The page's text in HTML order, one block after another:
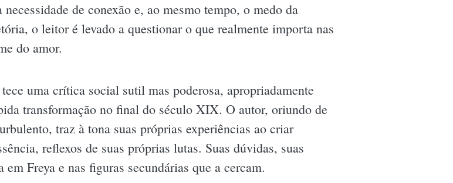
de conexão e, ao mesmo tempo, o medo da
o leitor é levado a questionar o que realmente importa nas
do amor.
uma crítica social sutil mas poderosa, apropriadamente
transformação no final do século XIX. O autor, oriundo de
traz à tona suas próprias experiências ao criar
reflexos de suas próprias lutas. Suas dúvidas, suas
Freya e nas figuras secundárias que a cercam.